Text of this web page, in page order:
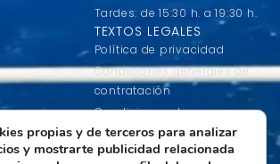
Tardes: de 15:30 h. a 19:30 h.
TEXTOS LEGALES
Política de privacidad
Condiciones generales de
contratación
Condiciones de uso
Política de Cookies
Más información sobre
propias y de terceros para analizar
y mostrarte publicidad relacionada